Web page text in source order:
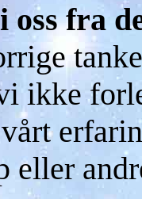
fra
ikke
eller